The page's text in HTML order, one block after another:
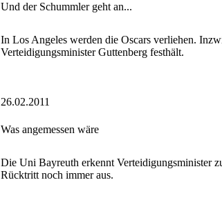
Und der Schummler geht an...
In Los Angeles werden die Oscars verliehen.
Verteidigungsminister Guttenberg festhält.
26.02.2011
Was angemessen wäre
Die Uni Bayreuth erkennt Verteidigungsminister
Rücktritt noch immer aus.